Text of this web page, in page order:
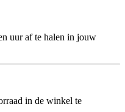
uur af te halen in jouw
in de winkel te